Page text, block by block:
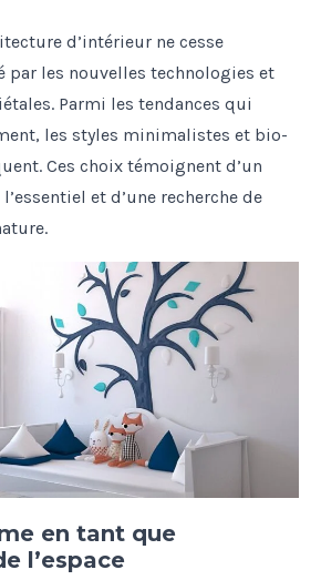
d’intérieur ne cesse
par les nouvelles technologies et
Parmi les tendances qui
les styles minimalistes et bio-
Ces choix témoignent d’un
et d’une recherche de
en tant que
l’espace